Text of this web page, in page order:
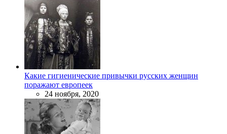
Какие гигиенические привычки русских женщин
поражают европеек
24 ноября, 2020